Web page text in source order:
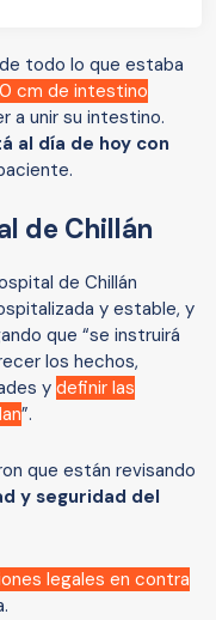
todo lo que estaba
cm de intestino
a unir su intestino.
al día de hoy con
de Chillán
de Chillán
y estable, y
que “se instruirá
los hechos,
y definir las
”.
que están revisando
y seguridad del
legales en contra